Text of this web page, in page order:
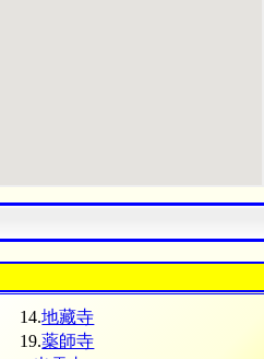
14.地藏寺
19.薬師寺